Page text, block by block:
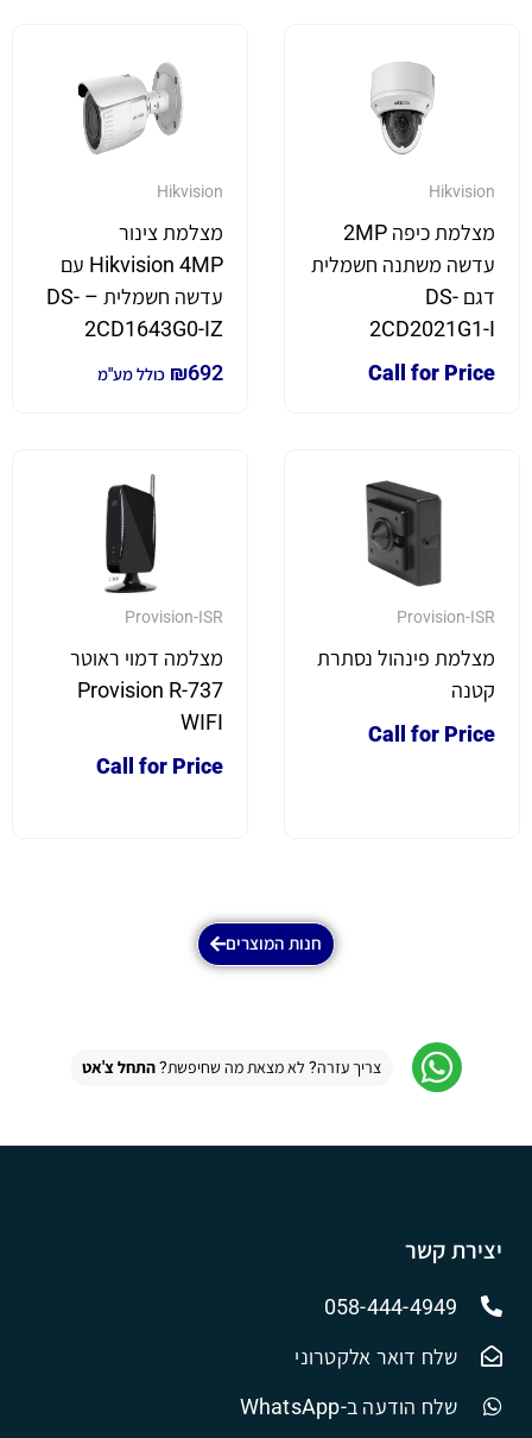
Hikvision
מצלמת כיפה 2MP
עדשה משתנה חשמלית
דגם DS-
2CD2021G1-I
Call for Price
Hikvision
מצלמת צינור
Hikvision 4MP עם
עדשה חשמלית – DS-
2CD1643G0-IZ
₪692 כולל מע"מ
Provision-ISR
מצלמת פינהול נסתרת
קטנה
Call for Price
Provision-ISR
מצלמה דמוי ראוטר
Provision R-737
WIFI
Call for Price
חנות המוצרים
צריך עזרה? לא מצאת מה שחיפשת?התחל צ'אט
יצירת קשר
058-444-4949
שלח דואר אלקטרוני
שלח הודעה ב-WhatsApp